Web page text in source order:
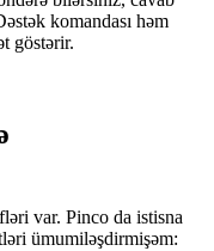
komandası həm
göstərir.
var. Pinco da istisna
ümumiləşdirmişəm: